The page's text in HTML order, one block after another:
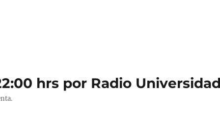
hrs por Radio